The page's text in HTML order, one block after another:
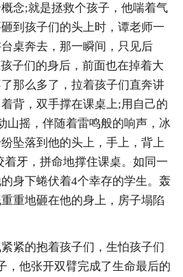
念;就是拯救个孩子，他喘着气
到孩子们的头上时，谭老师一
桌奔去，那一瞬间，只见后
子们的身后，前面也在掉着大
那么多了，拉着孩子们直奔讲
背，双手撑在课桌上;用自己的
山摇，伴随着雷鸣般的响声，冰
坠落到他的头上，手上，背上
牙，拼命地撑住课桌。如同一
身下蜷伏着4个幸存的学生。轰
重地砸在他的身上，房子塌陷
紧的抱着孩子们，生怕孩子们
，他张开双臂完成了生命最后的